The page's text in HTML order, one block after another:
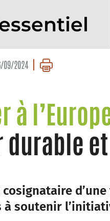
09/2024
à
durable
cosignataire
à soutenir